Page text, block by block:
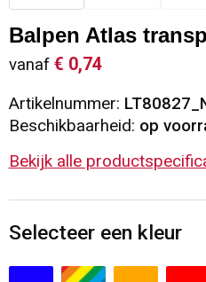
Sleutelhangers en
Snoepgoed
Spellen voor binnen en
Sport
Vrije tijd en Strand
Vesten
Gilets
Blazers
Restauranttextiel
Reflecterende vesten
Hoofdbescherming
Reflecterende polo's
Gehoorbescherming
Balpen Atlas
vanaf € 0,74
Artikelnummer:
Beschikbaarheid: op
Bekijk alle
Selecteer een kleur